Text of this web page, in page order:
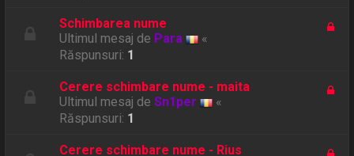
Schimbarea nume
Ultimul mesaj de Para
«
Răspunsuri: 1
Cerere schimbare nume - maita
Ultimul mesaj deSn1per
«
Răspunsuri: 1
Cerere schimbare nume - Rius